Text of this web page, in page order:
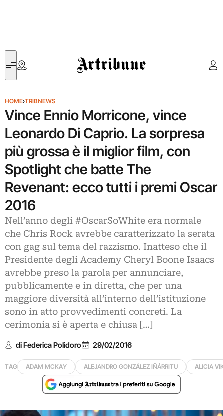
Artribune
HOME›TRIBNEWS
Vince Ennio Morricone, vince
Leonardo Di Caprio. La sorpresa
più grossa è il miglior film, con
Spotlight che batte The
Revenant: ecco tutti i premi Oscar
2016
Nell’anno degli #OscarSoWhite era normale
che Chris Rock avrebbe caratterizzato la serata
con gag sul tema del razzismo. Inatteso che il
Presidente degli Academy Cheryl Boone Isaacs
avrebbe preso la parola per annunciare,
pubblicamente e in diretta, che per una
maggiore diversità all’interno dell’istituzione
sono in atto provvedimenti concreti. La
cerimonia si è aperta e chiusa […]
di Federica Polidoro 29/02/2016
TAG ADAM MCKAY ALEJANDRO GONZÁLEZ IÑÁRRITU ALICIA